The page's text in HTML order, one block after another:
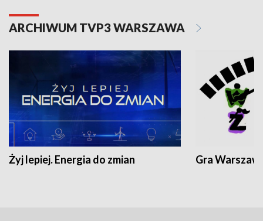
ARCHIWUM TVP3 WARSZAWA
Żyj lepiej. Energia do zmian Gra